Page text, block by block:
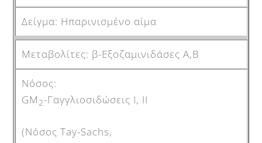
Ηπαρινισμένο αίμα
β-Εξοζαμινιδάσες Α,Β
GM 2-Γαγγλιοσιδώσεις Ι, ΙΙ
(Νόσος Tay-Sachs,